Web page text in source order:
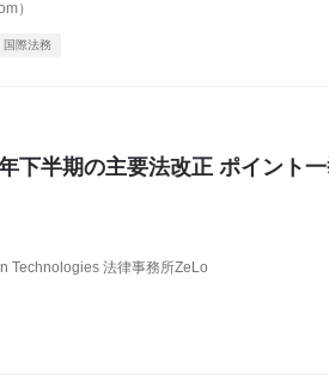
）
国際法務
下半期の主要法改正 ポイント
Technologies 法律事務所ZeLo